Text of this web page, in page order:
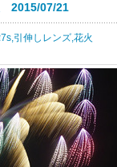
2015/07/21
引伸しレンズ,花火